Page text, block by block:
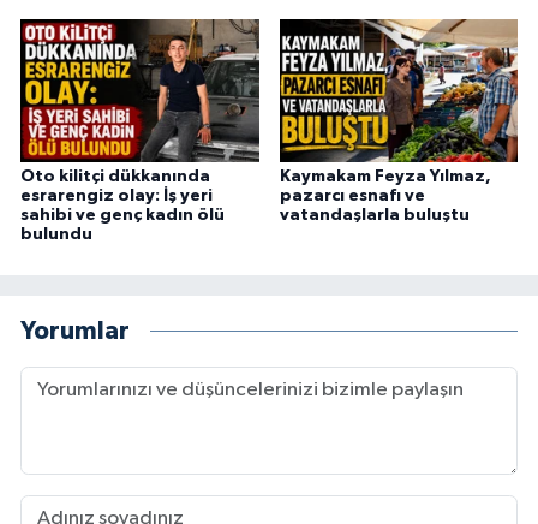
Oto kilitçi dükkanında
esrarengiz olay: İş yeri
sahibi ve genç kadın ölü
bulundu
Kaymakam Feyza Yılmaz,
pazarcı esnafı ve
vatandaşlarla buluştu
Yorumlar